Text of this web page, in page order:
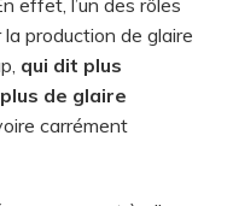
effet, l’un des rôles
production de glaire
qui dit plus
de glaire
carrément